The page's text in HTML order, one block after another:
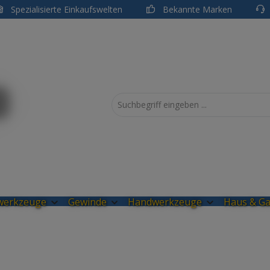
Spezialisierte Einkaufswelten Bekannte Marken
Gewinde Handwerkzeuge Haus &